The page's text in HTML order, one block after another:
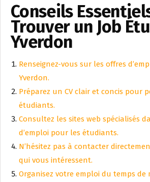
Conseils
Trouver un Job
Yverdon
Renseignez-vous sur les offres
Yverdon.
Préparez un CV clair et concis pour
étudiants.
Consultez les sites web spécialisés
d’emploi pour les étudiants.
N’hésitez pas à contacter
qui vous intéressent.
Organisez votre emploi du temps de